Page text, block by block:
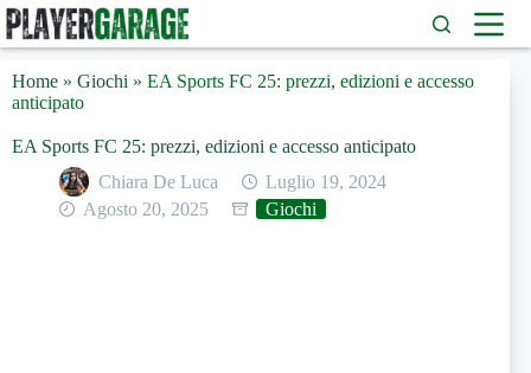
Salta
al
contenuto
Home » Giochi » EA Sports FC 25: prezzi, edizioni e accesso
anticipato
EA Sports FC 25: prezzi, edizioni e accesso anticipato
Chiara De Luca
Luglio 19, 2024
Agosto 20, 2025
Giochi